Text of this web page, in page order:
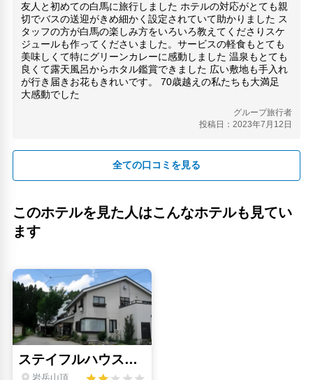
友人と初めての白馬に旅行しました ホテルの対応がとても親
切でバスの送迎がきめ細かく設定されていて助かりました ス
タッフの方が白馬の楽しみ方をいろいろ教えてくださりスケ
ジュールも作ってくださいました。サービスの軽食もとても
美味しくて特にグリーンカレーに感動しました 温泉もとても
良くて露天風呂からホタル鑑賞できました 広い敷地も手入れ
が行き届きお花もきれいです。 70歳越えの私たちも大満足
大感動でした
グループ旅行者
投稿日：2023年7月12日
全ての口コミを見る
このホテルを見た人はこんなホテルも見てい
ます